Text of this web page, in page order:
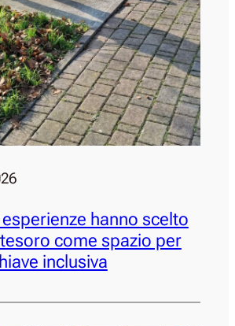
hanno scelto
come spazio per
inclusiva